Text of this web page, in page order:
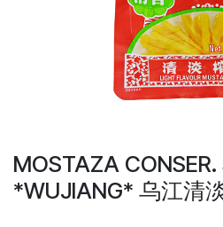
MOSTAZA CONSER.
*WUJIANG* 乌江清